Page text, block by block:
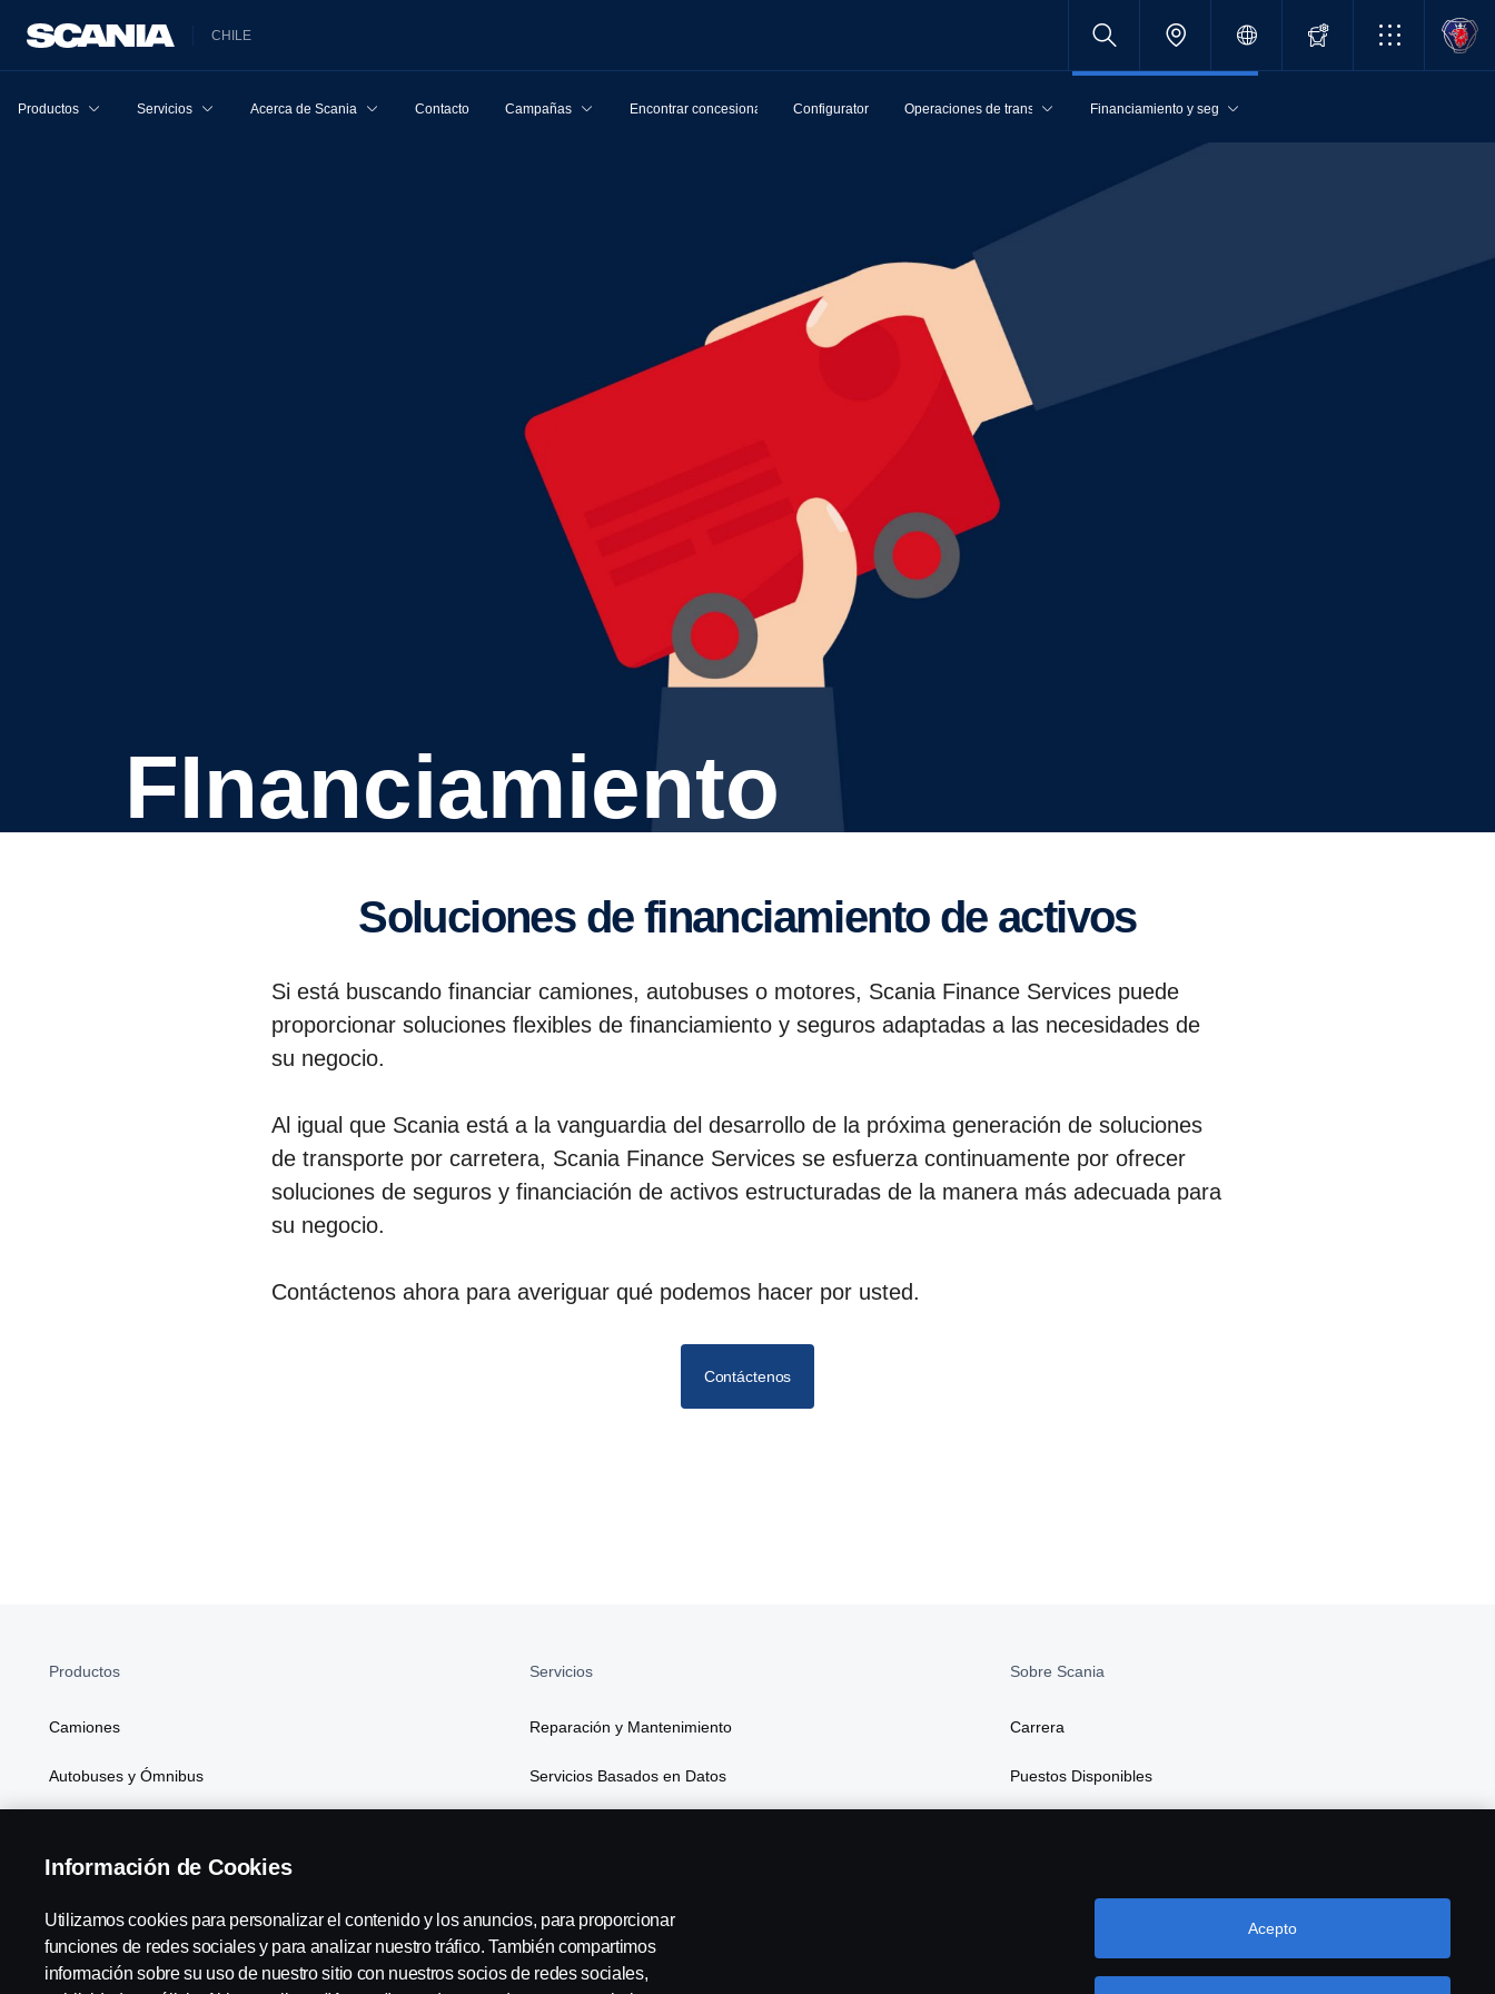
CHILE
Productos Servicios Acerca de Scania Contacto Campañas Encontrar concesionarios Configurator Operaciones de transporte Financiamiento y seguros
FInanciamiento
Soluciones de financiamiento de activos
Si está buscando financiar camiones, autobuses o motores, Scania Finance Services puede
proporcionar soluciones flexibles de financiamiento y seguros adaptadas a las necesidades de
su negocio.
Al igual que Scania está a la vanguardia del desarrollo de la próxima generación de soluciones
de transporte por carretera, Scania Finance Services se esfuerza continuamente por ofrecer
soluciones de seguros y financiación de activos estructuradas de la manera más adecuada para
su negocio.
Contáctenos ahora para averiguar qué podemos hacer por usted.
Contáctenos
Productos
Camiones
Autobuses y Ómnibus
Atributos
Servicios
Reparación y Mantenimiento
Servicios Basados en Datos
Sobre Scania
Carrera
Puestos Disponibles
Scania in Your Region: Chile
Información de Cookies
Utilizamos cookies para personalizar el contenido y los anuncios, para proporcionar
funciones de redes sociales y para analizar nuestro tráfico. También compartimos
información sobre su uso de nuestro sitio con nuestros socios de redes sociales,
Acepto